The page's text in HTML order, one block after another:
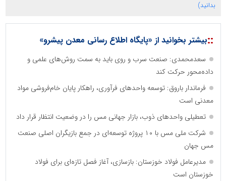
بدانید)
::بیشتر بخوانید از «پایگاه اطلاع رسانی معدن پیشرو»
سعدمحمدی: صنعت سرب و روی باید به سمت روش‌های علمی و
داده‌محور حرکت کند
فرماندار باروق: توسعه واحدهای فرآوری، راهکار پایان خام‌فروشی مواد
معدنی است
تعطیلی واحدهای ذوب، بازار جهانی مس را در وضعیت انتظار قرار داد
شرکت ملی مس با ۱۰ پروژه توسعه‌ای در جمع بازیگران اصلی صنعت
مس جهان
مدیرعامل فولاد خوزستان: بازسازی، آغاز فصل تازه‌ای برای فولاد
خوزستان است